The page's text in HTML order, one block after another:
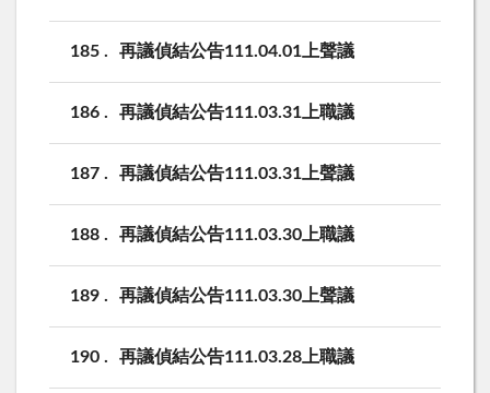
185 再議偵結公告111.04.01上聲議
186 再議偵結公告111.03.31上職議
187 再議偵結公告111.03.31上聲議
188 再議偵結公告111.03.30上職議
189 再議偵結公告111.03.30上聲議
190 再議偵結公告111.03.28上職議